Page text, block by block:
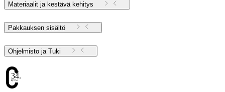
Materiaalit ja kestävä kehitys
Pakkauksen sisältö
Ohjelmisto ja Tuki
34.13